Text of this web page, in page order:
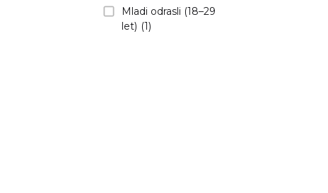
Mladi odrasli (18–29
let) (1)